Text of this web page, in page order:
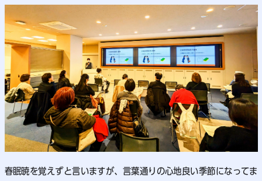
春眠暁を覚えずと言いますが、言葉通りの心地良い季節になってま